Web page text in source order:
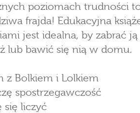
poziomach trudności
frajda! Edukacyjna
jest idealna, by zabrać
lub bawić się nią w domu.
z Bolkiem i Lolkiem
spostrzegawczość
się liczyć